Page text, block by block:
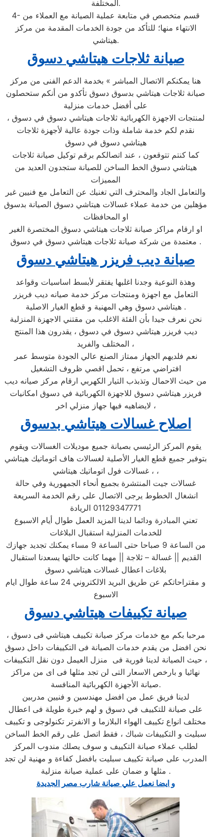
المختلفة.
4- قسم متخصص في متابعة عملية الصيانة مع العملاء من
الانتهاء منها؛ للتأكد من جودة الخدمات المقدمة من مركز
هيتاشي.
صيانة ثلاجات هيتاشي دسوق
هنا يمكنكم الاتصال المباشر » بخدمة الدعم الفنى من مركز
صيانة ثلاجات هيتاشي بدسوق دسوق تأكدو من أنكم ستحصلون
على أفضل خدمات منزلية
لمنتجات الاجهزة الكهربائية ثلاجات هيتاشي دسوق في دسوق ،
نقدم لكم خدمة شاملة وذات جودة عالية لأجهزة ثلاجات
هيتاشي دسوق في دسوق
كما كنتم تتوقعون ، عند اتصالكم برقم توكيل صيانة ثلاجات
هيتاشي دسوق الخط الساخن للصيانة ستجدون العديد من
المميزات
والتعامل الجاد والمحترف التي تغنيك عن التعامل مع فنيين غير
مؤهلين من خدمة عملاء غسالات هيتاشي دسوق الصيانة بدسوق
او المحافظات
او ارقام مراكز صيانة ثلاجات هيتاشي دسوق المختصرة الغير
معتمدة من شركة صيانة ثلاجات هيتاشي دسوق في دسوق .
صيانة ديب فريزر هيتاشي دسوق
وهذة النوعية وجدنا اغلبها يفتقر لأبسط اساسيات وقواعد
التعامل مع اجهزة ومنتجات مركز خدمة صيانه ديب فريزر
هيتاشي دسوق وهي المهنية و قطع الغيار الاصلية .
نحن نعرف جيدا بأن الفئة الاغلب من مقتني الاجهزة المنزلية
ديب فريزر هيتاشي دسوق في دسوق ، يقدرون هذا المنتج
المختلف والفريد ،
نعم فلديهم الجهاز ممتاز الصنع عالي الجودة متوسط عمر
افتراضي مرتفع ، تحمل اقصي ظروف التشغيل
من حيث الاحمال وتذبذب التيار الكهربي ارقام مركز صيانه ديب
فريزر هيتاشي دسوق للاجهزة الكهربائية في دسوق امكانيات
لايضاهيه فيها جهاز منزلي اخر ،
اصلاح غسالات هيتاشي بدسوق
يقوم المركز الرئيسي بصيانة جميع موديلات الغسالات ويقوم
بتوفير جميع قطع الغيار الأصلية لغسالات هاف اتوماتيك هيتاشي
، غسالات فول اتوماتيك هيتاشي ،
غسالات جيت المنتشرة بجميع أنحاء الجمهورية وفي حالة
انشغال الخطوط يرجى الاتصال على رقم الخدمة السريعة
01129347771 الريادة
تعني المبادرة ودائما لدينا المزيد العمل طوال أيام الاسبوع
للخدمات المنزلية استقبال البلاغات
من الساعة 9 صباحا حتى الساعة 9 مساء يمكنك تجديد جهازك
القديم || غسالة – ثلاجة || مهما كانت حالتها يسعدنا استقبال
بلاغات اعطال غسالات هيتاشي دسوق
و مقتراحاتكم عن طريق البريد الالكتروني 24 ساعة طوال ايام
الاسبوع
صيانة تكييفات هيتاشي دسوق
مرحبا بكم مع خدمات مركز صيانة تكييف هيتاشي فى دسوق ،
نحن افضل من يقدم خدمات الصيانة فى التكييفات داخل دسوق
، حيث الصيانة لدينا فورية فى منزل العيمل دون نقل التكييفات
نهائيا و بارخص الاسعار التى لن تجد مثلها فى اى من مراكز
صيانة الأجهزة الكهربائية المنافسة.
لدينا فريق عمل من افضل مهندسين و فنيين مدربين
على صيانة للتكييف في دسوق و لهم خبرة طويلة فى اعطال
مختلف انواع تكييف الهواء البلازما و الانفرتر تكنولوجى و تكييف
سبليت و التكييفات شباك ، فقط اتصل على رقم الخط الساخن
لطلب عملاء صيانة التكييف و سوف يصلك مندوب المركز
المدرب على صيانة تكييف سبليت بافضل كفاءة و مهنية لن تجد
مثلها و ضمان على عملية صيانة منزلية .
و ايضا نعمل علي صيانة شارب مصر الجديدة